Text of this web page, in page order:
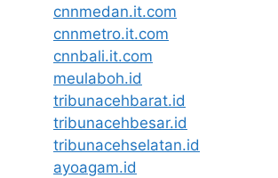
cnnmedan.it.com
cnnmetro.it.com
cnnbali.it.com
meulaboh.id
tribunacehbarat.id
tribunacehbesar.id
tribunacehselatan.id
ayoagam.id